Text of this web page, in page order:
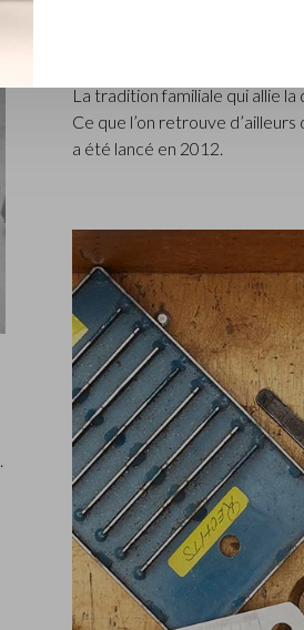
coupeur de cuir, Marinus
produits de maroquinerie.
– ont repris les reines et
La tradition familiale qui allie
Ce que l’on retrouve
a été lancé en 2012.